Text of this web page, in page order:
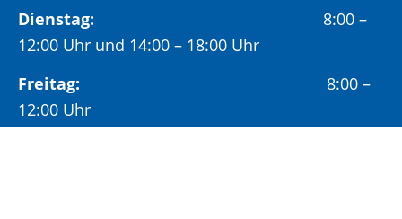
Dienstag: 8:00 –
12:00 Uhr und 14:00 – 18:00 Uhr
Freitag:
8:00 –
12:00 Uhr